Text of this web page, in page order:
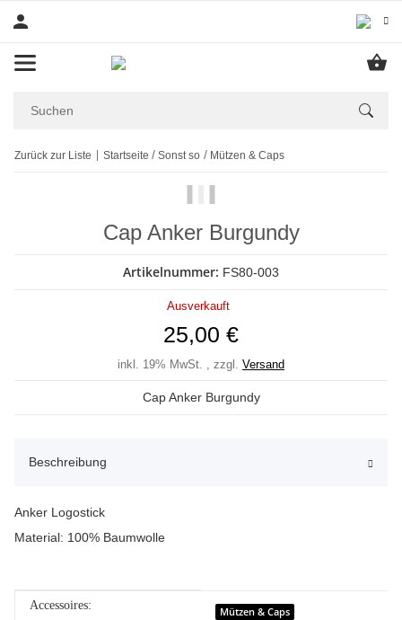
Zurück zur Liste Startseite Sonst so Mützen & Caps
Cap Anker Burgundy
Artikelnummer: FS80-003
Ausverkauft
25,00 €
inkl. 19% MwSt. , zzgl. Versand
Cap Anker Burgundy
Beschreibung
Anker Logostick
Material: 100% Baumwolle
Produkteigenschaft
Wert
Accessoires: Mützen & Caps